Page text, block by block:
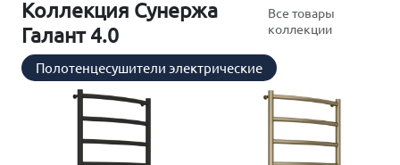
Коллекция Сунержа
Галант 4.0
Все товары
коллекции
Полотенцесушители электрические